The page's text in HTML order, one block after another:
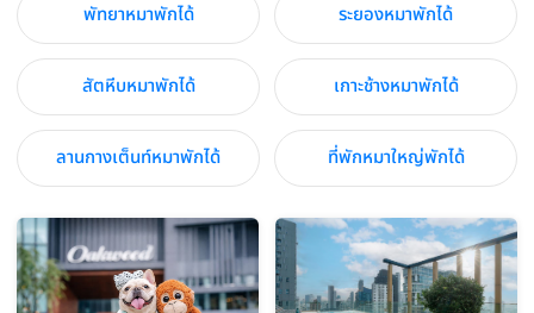
พัทยาหมาพักได้ ระยองหมาพักได้
สัตหีบหมาพักได้ เกาะช้างหมาพักได้
ลานกางเต็นท์หมาพักได้ ที่พักหมาใหญ่พักได้